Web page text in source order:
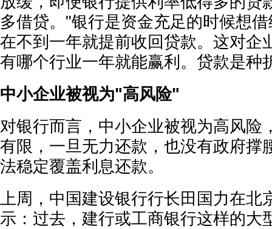
多借贷。"银行是资金充足的时候想
在不到一年就提前收回贷款。这对企
有哪个行业一年就能赢利。贷款是种
中小企业被视为"高风险"
对银行而言，中小企业被视为高风险
有限，一旦无力还款，也没有政府撑
法稳定覆盖利息还款。
上周，中国建设银行行长田国力在北
示：过去，建行或工商银行这样的大